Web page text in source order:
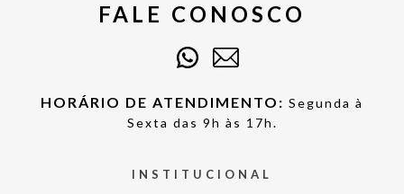
FALE CONOSCO
HORÁRIO DE ATENDIMENTO: Segunda à
Sexta das 9h às 17h.
INSTITUCIONAL